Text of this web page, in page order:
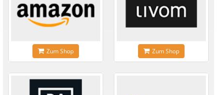
Zum Shop Zum Shop